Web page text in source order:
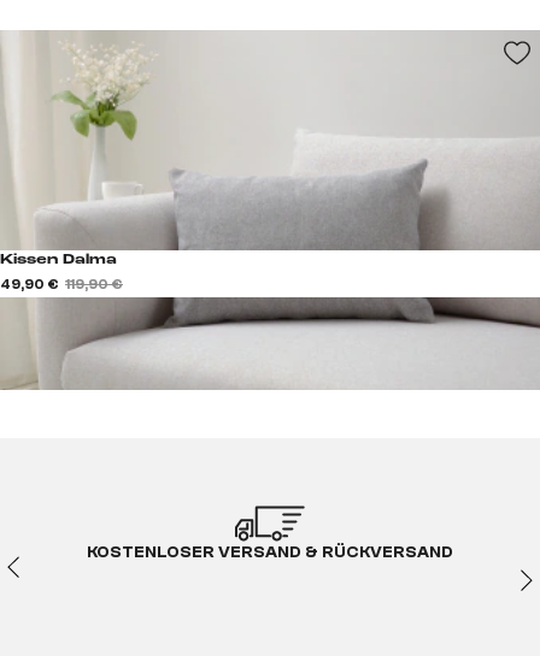
Kissen Dalma
49,90 € 119,90 €
KOSTENLOSER VERSAND & RÜCKVERSAND